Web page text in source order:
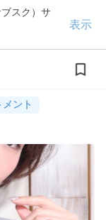
スク）サ
表示
ント